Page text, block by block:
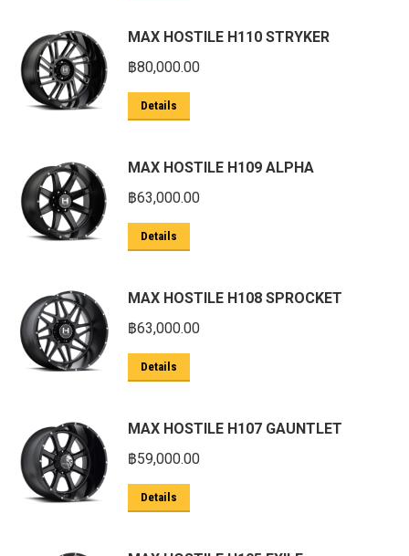
MAX HOSTILE H110 STRYKER
฿80,000.00
Details
MAX HOSTILE H109 ALPHA
฿63,000.00
Details
MAX HOSTILE H108 SPROCKET
฿63,000.00
Details
MAX HOSTILE H107 GAUNTLET
฿59,000.00
Details